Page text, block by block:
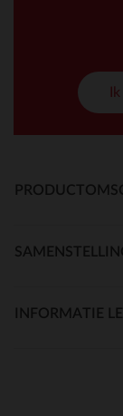
INFORMATIE